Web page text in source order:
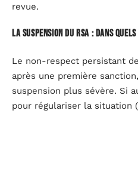
revue.
La suspension du RSA : dans
Le non-respect persistant
après une première
suspension plus sévère. Si
pour régulariser la situation